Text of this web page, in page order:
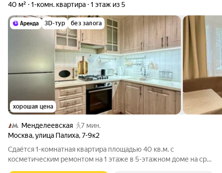
40 м² 1-комн. квартира 1 этаж из 5
3D-тур без залога
хорошая цена
Менделеевская
7 мин.
Москва,улица Палиха,7-9к2
Сдаётся 1-комнатная квартира площадью 40 кв.м. с
косметическим ремонтом на 1 этаже в 5-этажном доме на срок